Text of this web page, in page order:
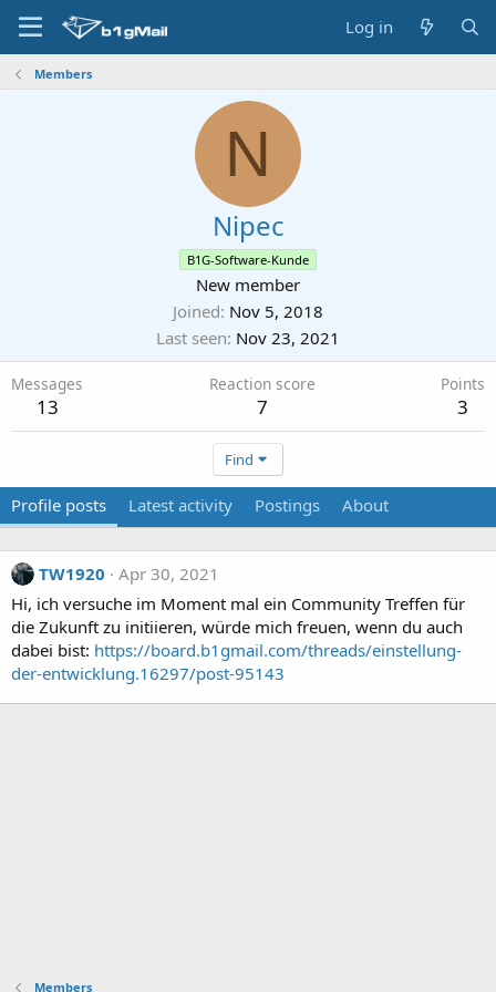
Log in
Members
N
Nipec
B1G-Software-Kunde
New member
Joined Nov 5, 2018
Last seen Nov 23, 2021
Messages
13
Reaction score
7
Points
3
Find
Profile posts Latest activity Postings About
TW1920
Apr 30, 2021
Hi, ich versuche im Moment mal ein Community Treffen für
die Zukunft zu initiieren, würde mich freuen, wenn du auch
dabei bist: https://board.b1gmail.com/threads/einstellung-
der-entwicklung.16297/post-95143
Members